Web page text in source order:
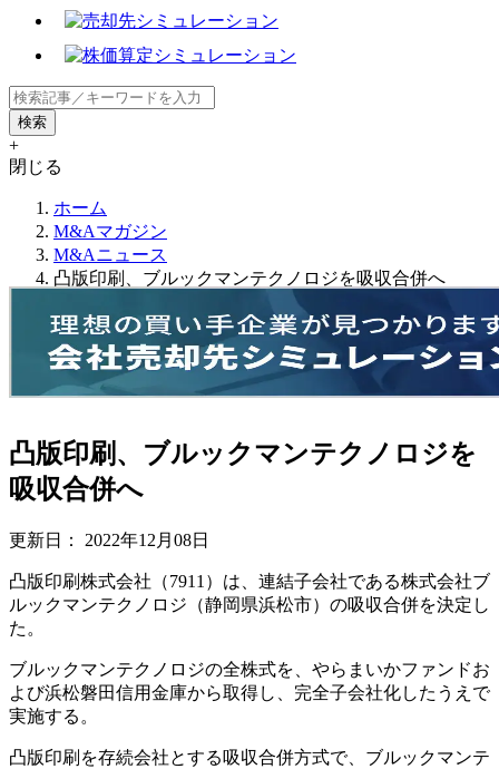
+
閉じる
ホーム
M&Aマガジン
M&Aニュース
凸版印刷、ブルックマンテクノロジを吸収合併へ
凸版印刷、ブルックマンテクノロジを
吸収合併へ
更新日： 2022年12月08日
凸版印刷株式会社（7911）は、連結子会社である株式会社ブ
ルックマンテクノロジ（静岡県浜松市）の吸収合併を決定し
た。
ブルックマンテクノロジの全株式を、やらまいかファンドお
よび浜松磐田信用金庫から取得し、完全子会社化したうえで
実施する。
凸版印刷を存続会社とする吸収合併方式で、ブルックマンテ